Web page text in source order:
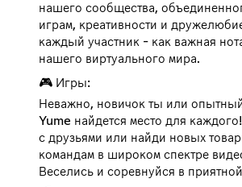
нашего сообщества,
играм, креативности и
каждый участник - как важная
нашего виртуального мира.
🎮 Игры:
Неважно, новичок ты или
Yume найдется место для
с друзьями или найди новых
командам в широком спектре
Веселись и соревнуйся в